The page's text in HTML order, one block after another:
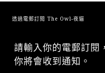
透過電郵訂閱 The Owl-夜貓
請輸入你的電郵訂閱
你將會收到通知。